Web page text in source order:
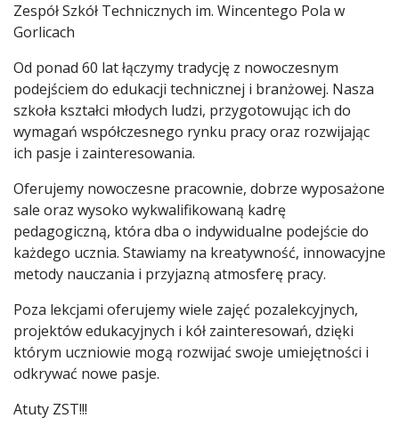
Zespół Szkół Technicznych im. Wincentego Pola w
Gorlicach
Od ponad 60 lat łączymy tradycję z nowoczesnym
podejściem do edukacji technicznej i branżowej. Nasza
szkoła kształci młodych ludzi, przygotowując ich do
wymagań współczesnego rynku pracy oraz rozwijając
ich pasje i zainteresowania.
Oferujemy nowoczesne pracownie, dobrze wyposażone
sale oraz wysoko wykwalifikowaną kadrę
pedagogiczną, która dba o indywidualne podejście do
każdego ucznia. Stawiamy na kreatywność, innowacyjne
metody nauczania i przyjazną atmosferę pracy.
Poza lekcjami oferujemy wiele zajęć pozalekcyjnych,
projektów edukacyjnych i kół zainteresowań, dzięki
którym uczniowie mogą rozwijać swoje umiejętności i
odkrywać nowe pasje.
Atuty ZST!!!